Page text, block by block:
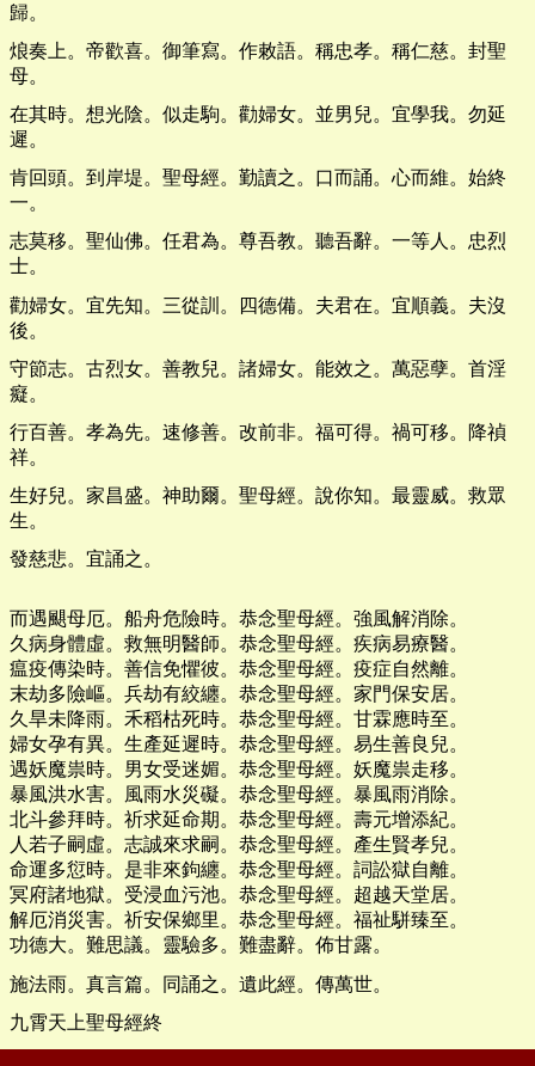
歸。
烺奏上。帝歡喜。御筆寫。作敕語。稱忠孝。稱仁慈。封聖
母。
在其時。想光陰。似走駒。勸婦女。並男兒。宜學我。勿延
遲。
肯回頭。到岸堤。聖母經。勤讀之。口而誦。心而維。始終
一。
志莫移。聖仙佛。任君為。尊吾教。聽吾辭。一等人。忠烈
士。
勸婦女。宜先知。三從訓。四德備。夫君在。宜順義。夫沒
後。
守節志。古烈女。善教兒。諸婦女。能效之。萬惡孽。首淫
癡。
行百善。孝為先。速修善。改前非。福可得。禍可移。降禎
祥。
生好兒。家昌盛。神助爾。聖母經。說你知。最靈威。救眾
生。
發慈悲。宜誦之。
而遇颶母厄。船舟危險時。恭念聖母經。強風解消除。
久病身體虛。救無明醫師。恭念聖母經。疾病易療醫。
瘟疫傳染時。善信免懼彼。恭念聖母經。疫症自然離。
末劫多險嶇。兵劫有絞纏。恭念聖母經。家門保安居。
久旱未降雨。禾稻枯死時。恭念聖母經。甘霖應時至。
婦女孕有異。生產延遲時。恭念聖母經。易生善良兒。
遇妖魔祟時。男女受迷媚。恭念聖母經。妖魔祟走移。
暴風洪水害。風雨水災礙。恭念聖母經。暴風雨消除。
北斗參拜時。祈求延命期。恭念聖母經。壽元增添紀。
人若子嗣虛。志誠來求嗣。恭念聖母經。產生賢孝兒。
命運多愆時。是非來鉤纏。恭念聖母經。詞訟獄自離。
冥府諸地獄。受浸血污池。恭念聖母經。超越天堂居。
解厄消災害。祈安保鄉里。恭念聖母經。福祉駢臻至。
功德大。難思議。靈驗多。難盡辭。佈甘露。
施法雨。真言篇。同誦之。遺此經。傳萬世。
九霄天上聖母經終